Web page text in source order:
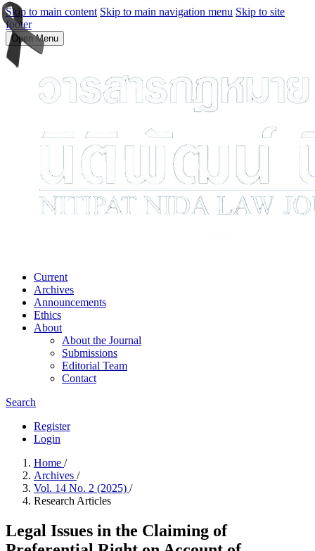
Skip to main content Skip to main navigation menu Skip to site
footer
Open Menu
Current
Archives
Announcements
Ethics
About
About the Journal
Submissions
Editorial Team
Contact
Search
Register
Login
Home /
Archives /
Vol. 14 No. 2 (2025) /
Research Articles
Legal Issues in the Claiming of